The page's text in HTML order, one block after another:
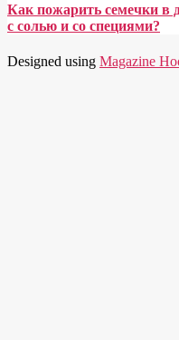
Как пожарить семечки в
с солью и со специями?
Designed using Magazine